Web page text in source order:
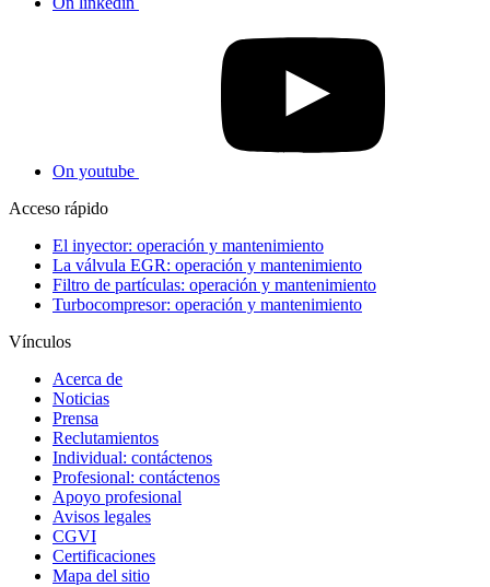
On youtube
Acceso rápido
El inyector: operación y mantenimiento
La válvula EGR: operación y mantenimiento
Filtro de partículas: operación y mantenimiento
Turbocompresor: operación y mantenimiento
Vínculos
Acerca de
Noticias
Prensa
Reclutamientos
Individual: contáctenos
Profesional: contáctenos
Apoyo profesional
Avisos legales
CGVI
Certificaciones
Mapa del sitio